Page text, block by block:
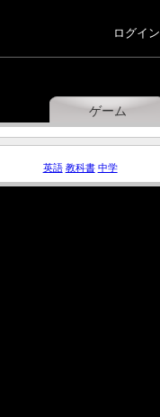
ログイン
ゲーム
英語 教科書 中学